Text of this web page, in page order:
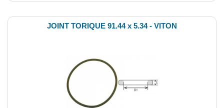
JOINT TORIQUE 91.44 x 5.34 - VITON